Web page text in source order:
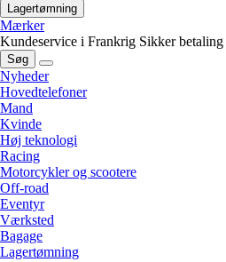
Lagertømning
Mærker
Kundeservice i Frankrig Sikker betaling
Søg
Nyheder
Hovedtelefoner
Mand
Kvinde
Høj teknologi
Racing
Motorcykler og scootere
Off-road
Eventyr
Værksted
Bagage
Lagertømning